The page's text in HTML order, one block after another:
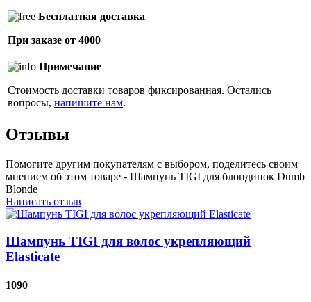
Бесплатная доставка
При заказе от 4000
Примечание
Стоимость доставки товаров фиксированная. Остались
вопросы, напишите нам.
Отзывы
Помогите другим покупателям с выбором, поделитесь своим
мнением об этом товаре - Шампунь TIGI для блондинок Dumb
Blonde
Написать отзыв
Шампунь TIGI для волос укрепляющий
Elasticate
1090